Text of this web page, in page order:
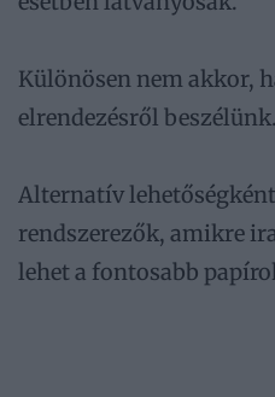
Különösen nem akkor,
elrendezésről
Alternatív
rendszerezők, amikre
lehet a fontosabb